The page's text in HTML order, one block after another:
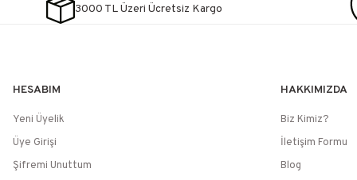
3000 TL Üzeri Ücretsiz Kargo
HESABIM
Yeni Üyelik
Üye Girişi
Şifremi Unuttum
HAKKIMIZDA
Biz Kimiz?
İletişim Formu
Blog